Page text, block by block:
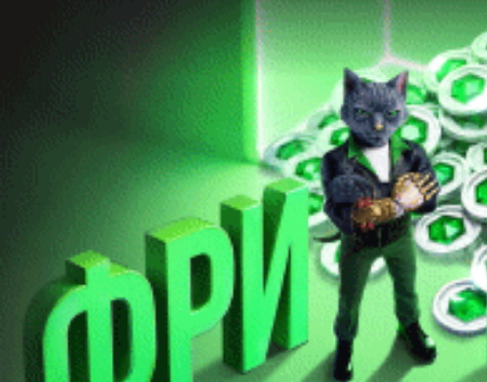
Регистрация
Использовать форму для регистрации Использовать форму
Я принимаю условия пользовательского соглашенияи
согласен на обработку персональных данных согласно
политике конфиденциальности
Создать аккаунт
восстановление пароля